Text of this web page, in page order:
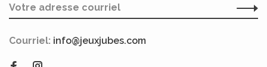
Courriel: info@jeuxjubes.com